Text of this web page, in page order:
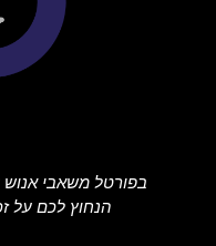
בפורטל משאבי
הנחוץ לכם על